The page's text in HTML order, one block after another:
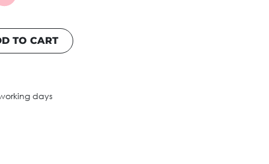
TO CART
days